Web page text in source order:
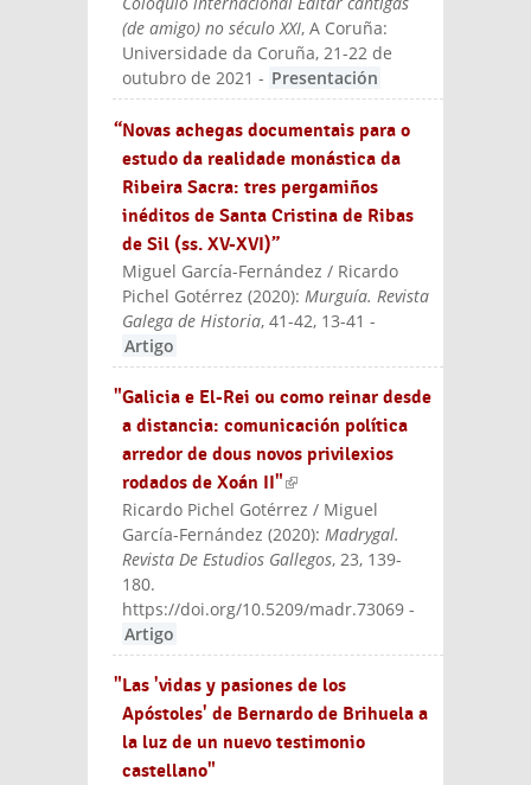
(de amigo) no século XXI, A Coruña:
Universidade da Coruña, 21-22 de
outubro de 2021 - Presentación
“Novas achegas documentais para o
estudo da realidade monástica da
Ribeira Sacra: tres pergamiños
inéditos de Santa Cristina de Ribas
de Sil (ss. XV-XVI)”
Miguel García-Fernández / Ricardo
Pichel Gotérrez (2020): Murguía. Revista
Galega de Historia, 41-42, 13-41 -
Artigo
"Galicia e El-Rei ou como reinar desde
a distancia: comunicación política
arredor de dous novos privilexios
rodados de Xoán II"(link is external)
Ricardo Pichel Gotérrez / Miguel
García-Fernández (2020):Madrygal.
Revista De Estudios Gallegos, 23, 139-
180.
https://doi.org/10.5209/madr.73069 -
Artigo
"Las 'vidas y pasiones de los
Apóstoles' de Bernardo de Brihuela a
la luz de un nuevo testimonio
castellano"